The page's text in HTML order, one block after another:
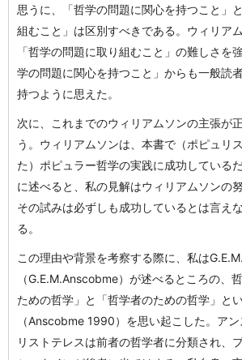
思うに、「哲学の問題に関心を持つこと」
組むこと」は区別すべきである。ウィリア
「哲学の問題に取り組むこと」の難しさを
学の問題に関心を持つこと」からも一般読
持つように思えた。
次に、これまでのウィリアムソンの主張が
う。ウィリアムソンは、本書で（ポピュリ
た）ポピュラー哲学の実践に成功している
に述べると、私の見解はウィリアムソンの
その試みは必ずしも成功しているとは言え
る。
この理由や背景を考察する際に、私は
（G.E.M.Anscobme）が述べるところの、
ための哲学」と「哲学者のための哲学」と
（Anscobme 1990）を思い起こした。ア
リストテレスは前者の哲学者に分類され、